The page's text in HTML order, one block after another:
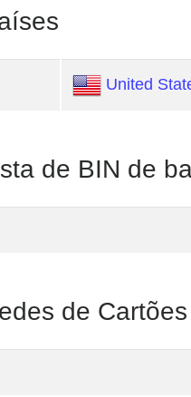
United
de BIN de
de Cartões